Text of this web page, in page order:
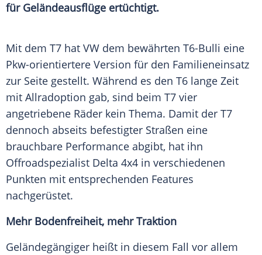
für Geländeausflüge ertüchtigt.
Mit dem T7 hat VW dem bewährten T6-Bulli eine
Pkw-orientiertere Version für den Familieneinsatz
zur Seite gestellt. Während es den T6 lange Zeit
mit Allradoption gab, sind beim T7 vier
angetriebene Räder kein Thema. Damit der T7
dennoch abseits befestigter Straßen eine
brauchbare Performance abgibt, hat ihn
Offroadspezialist Delta 4x4 in verschiedenen
Punkten mit entsprechenden Features
nachgerüstet.
Mehr Bodenfreiheit, mehr Traktion
Geländegängiger heißt in diesem Fall vor allem